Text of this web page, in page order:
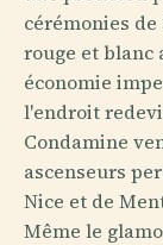
cérémonies
rouge et blanc
économie
l'endroit
Condamine
ascenseurs
Nice et de
Même le